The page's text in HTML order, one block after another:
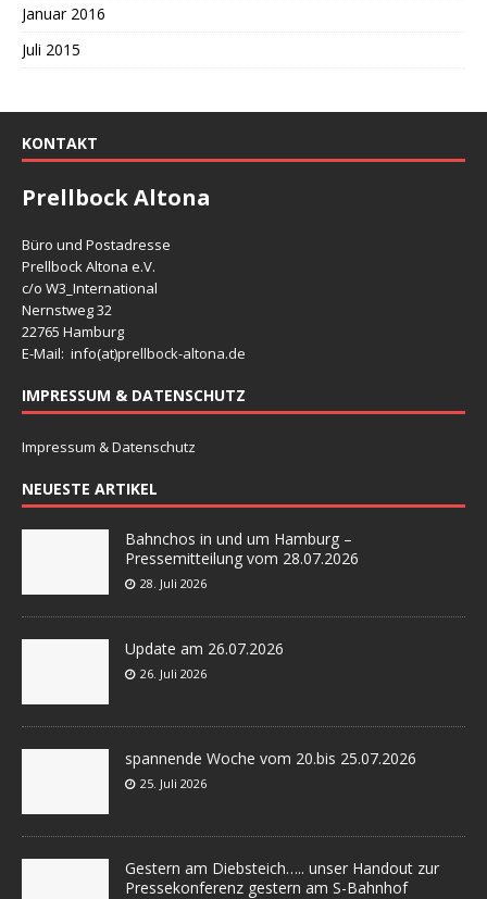
Januar 2016
Juli 2015
KONTAKT
Prellbock Altona
Büro und Postadresse
Prellbock Altona e.V.
c/o W3_International
Nernstweg 32
22765 Hamburg
E-Mail: info(at)prellbock-altona.de
IMPRESSUM & DATENSCHUTZ
Impressum & Datenschutz
NEUESTE ARTIKEL
Bahnchos in und um Hamburg –
Pressemitteilung vom 28.07.2026
28. Juli 2026
Update am 26.07.2026
26. Juli 2026
spannende Woche vom 20.bis 25.07.2026
25. Juli 2026
Gestern am Diebsteich….. unser Handout zur
Pressekonferenz gestern am S-Bahnhof